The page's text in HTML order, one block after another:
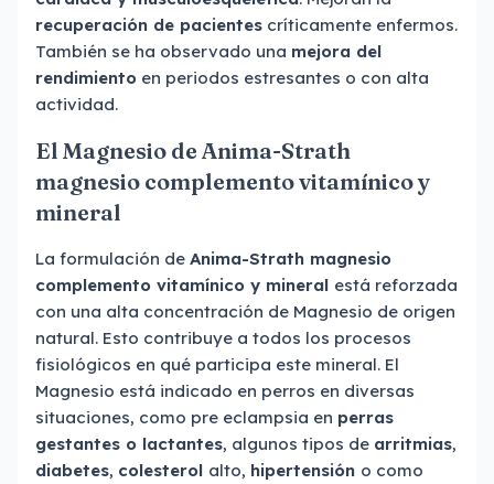
recuperación de pacientes críticamente enfermos.
También se ha observado una mejora del
rendimiento en periodos estresantes o con alta
actividad.
El Magnesio de Anima-Strath
magnesio complemento vitamínico y
mineral
La formulación de Anima-Strath magnesio
complemento vitamínico y mineral está reforzada
con una alta concentración de Magnesio de origen
natural. Esto contribuye a todos los procesos
fisiológicos en qué participa este mineral. El
Magnesio está indicado en perros en diversas
situaciones, como pre eclampsia en perras
gestantes o lactantes, algunos tipos de arritmias,
diabetes, colesterol alto, hipertensión o como